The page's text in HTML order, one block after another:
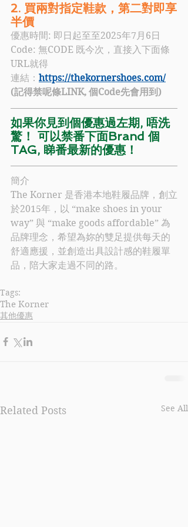
2. 買兩對指定鞋款，第二對即享
半價
優惠時間: 即日起至至2025年7月6日
Code: 無CODE 既今次，直接入下面條
URL就得
連結： https://thekornershoes.com/
(記得禁呢條LINK, 個Code先會用到)
如果你見到個優惠過左期, 唔洗
驚！ 可以禁番下面Brand 個
TAG, 睇番最新的優惠！
簡介
The Korner 是香港本地鞋履品牌，創立
於2015年，以 “make shoes in your
way” 與 “make goods affordable” 為
品牌理念，希望為妳的雙足提供每天的
舒適應援，並創造出具設計感的鞋履單
品，陪大家走過不同的路。
Tags:
The Korner
其他優惠
Related Posts See All